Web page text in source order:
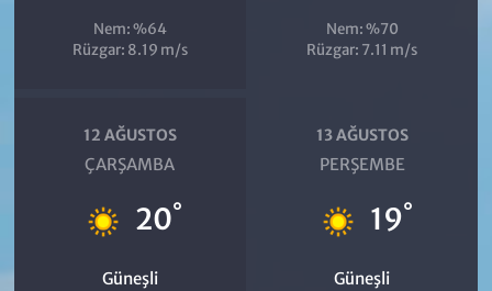
Nem: %64
Rüzgar: 8.19 m/s
Nem: %70
Rüzgar: 7.11 m/s
12 AĞUSTOS
ÇARŞAMBA
20°
Güneşli
13 AĞUSTOS
PERŞEMBE
19°
Güneşli